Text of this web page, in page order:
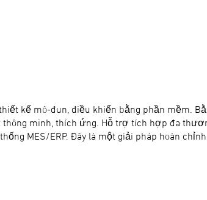
kế mô-đun, điều khiển bằng phần mềm.
thông minh, thích ứng. Hỗ trợ tích hợp đa
MES/ERP. Đây là một giải pháp hoàn